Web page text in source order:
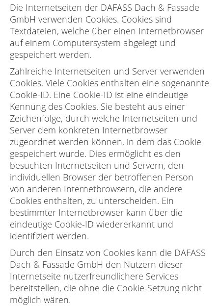
Die Internetseiten der DAFASS Dach & Fassade
GmbH verwenden Cookies. Cookies sind
Textdateien, welche über einen Internetbrowser
auf einem Computersystem abgelegt und
gespeichert werden.
Zahlreiche Internetseiten und Server verwenden
Cookies. Viele Cookies enthalten eine sogenannte
Cookie-ID. Eine Cookie-ID ist eine eindeutige
Kennung des Cookies. Sie besteht aus einer
Zeichenfolge, durch welche Internetseiten und
Server dem konkreten Internetbrowser
zugeordnet werden können, in dem das Cookie
gespeichert wurde. Dies ermöglicht es den
besuchten Internetseiten und Servern, den
individuellen Browser der betroffenen Person
von anderen Internetbrowsern, die andere
Cookies enthalten, zu unterscheiden. Ein
bestimmter Internetbrowser kann über die
eindeutige Cookie-ID wiedererkannt und
identifiziert werden.
Durch den Einsatz von Cookies kann die DAFASS
Dach & Fassade GmbH den Nutzern dieser
Internetseite nutzerfreundlichere Services
bereitstellen, die ohne die Cookie-Setzung nicht
möglich wären.